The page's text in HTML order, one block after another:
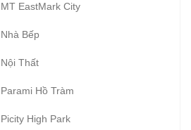
MT EastMark City
Nhà Bếp
Nội Thất
Parami Hồ Tràm
Picity High Park